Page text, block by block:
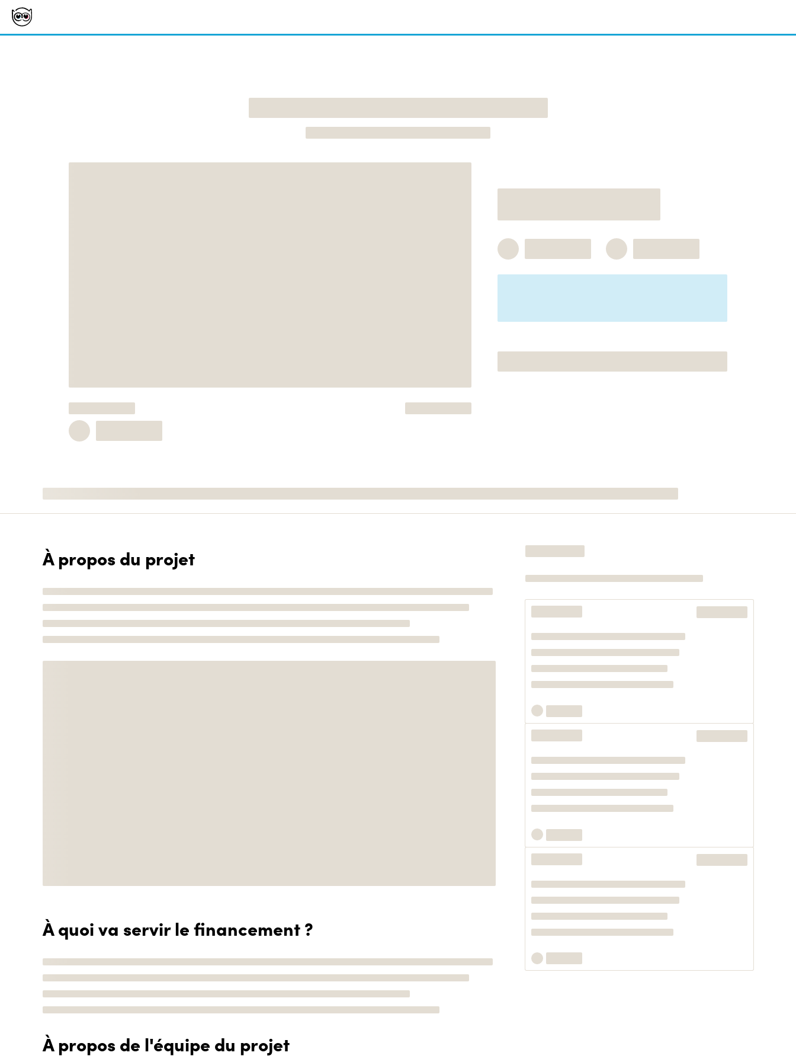
À propos du projet
À quoi va servir le financement ?
À propos de l'équipe du projet